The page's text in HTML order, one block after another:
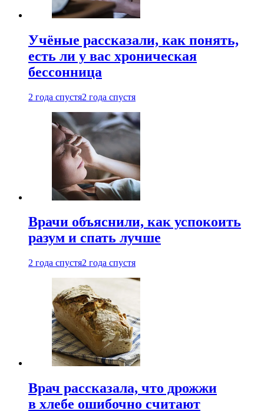
Учёные рассказали, как понять,
есть ли у вас хроническая
бессонница
2 года спустя2 года спустя
Врачи объяснили, как успокоить
разум и спать лучше
2 года спустя2 года спустя
Врач рассказала, что дрожжи
в хлебе ошибочно считают